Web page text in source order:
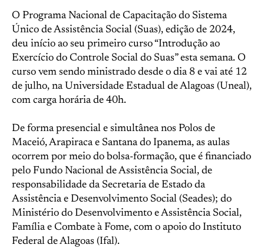
O Programa Nacional de Capacitação do Sistema
Único de Assistência Social (Suas), edição de 2024,
deu início ao seu primeiro curso “Introdução ao
Exercício do Controle Social do Suas” esta semana. O
curso vem sendo ministrado desde o dia 8 e vai até 12
de julho, na Universidade Estadual de Alagoas (Uneal),
com carga horária de 40h.
De forma presencial e simultânea nos Polos de
Maceió, Arapiraca e Santana do Ipanema, as aulas
ocorrem por meio do bolsa-formação, que é financiado
pelo Fundo Nacional de Assistência Social, de
responsabilidade da Secretaria de Estado da
Assistência e Desenvolvimento Social (Seades); do
Ministério do Desenvolvimento e Assistência Social,
Família e Combate à Fome, com o apoio do Instituto
Federal de Alagoas (Ifal).